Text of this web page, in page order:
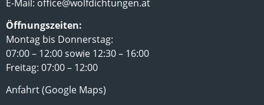
E-Mail: office@wolfdichtungen.at
Öffnungszeiten:
Montag bis Donnerstag:
07:00 – 12:00 sowie 12:30 – 16:00
Freitag: 07:00 – 12:00
Anfahrt (Google Maps)